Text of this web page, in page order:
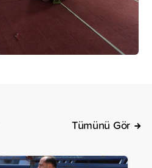
Tümünü Gör